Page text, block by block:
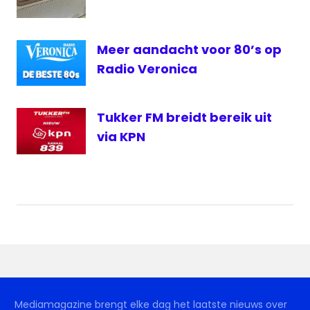
Meer aandacht voor 80’s op
Radio Veronica
Tukker FM breidt bereik uit
via KPN
Mediamagazine brengt elke dag het laatste nieuws over